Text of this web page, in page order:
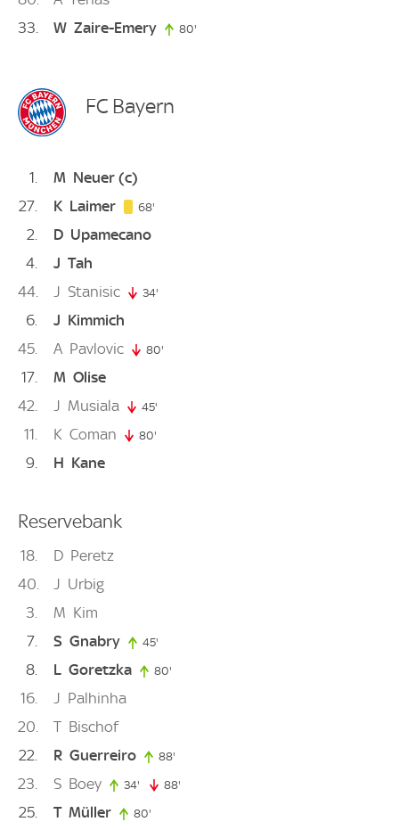
33
W Zaire-Emery 80'
FC Bayern
1 M Neuer (c)
27
K Laimer 68'
2 D Upamecano
4
J Tah
44
J Stanisic 34'
6 J Kimmich
45
A Pavlovic 80'
17 M Olise
42
J Musiala 45'
11 K Coman 80'
9 H Kane
Reservebank
18 D Peretz
40
J Urbig
3
M Kim
7
S Gnabry 45'
8 L Goretzka 80'
16 J Palhinha
20
T Bischof
22
R Guerreiro 88'
23 S Boey 34' 34. minute
88'
25 T Müller 80'